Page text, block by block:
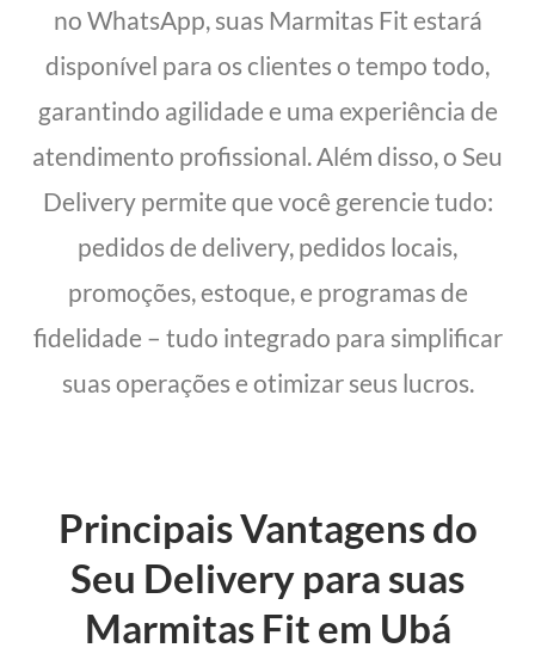
no WhatsApp, suas Marmitas Fit estará
disponível para os clientes o tempo todo,
garantindo agilidade e uma experiência de
atendimento profissional. Além disso, o Seu
Delivery permite que você gerencie tudo:
pedidos de delivery, pedidos locais,
promoções, estoque, e programas de
fidelidade – tudo integrado para simplificar
suas operações e otimizar seus lucros.
Principais Vantagens do
Seu Delivery para suas
Marmitas Fit em Ubá